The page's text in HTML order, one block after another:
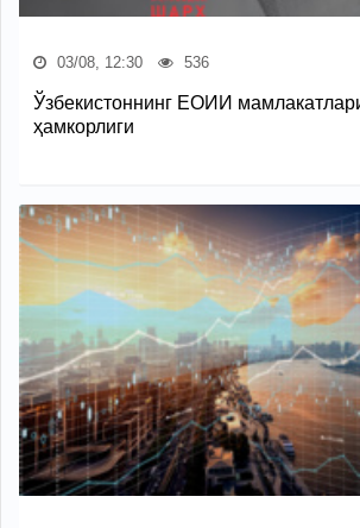
03/08, 12:30 536
Ўзбекистоннинг ЕОИИ
ҳамкорлиги